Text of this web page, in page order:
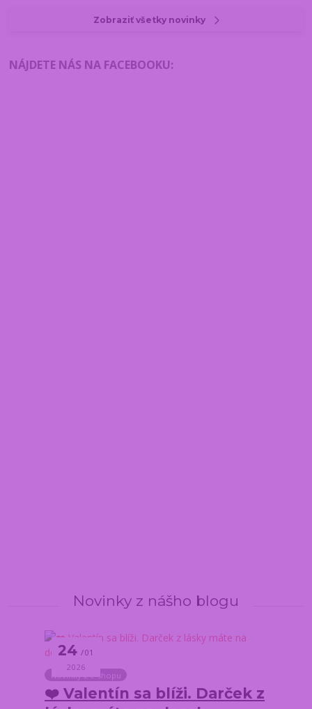
Zobraziť všetky novinky
NÁJDETE NÁS NA FACEBOOKU:
Novinky z nášho blogu
24 01
2026
Novinky z e-shopu
❤️ Valentín sa blíži. Darček z